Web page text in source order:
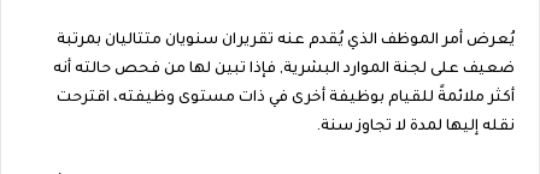
يُعرض أمر الموظف الذي يُقدم عنه تقريران سنويان متتاليان بمرتبة
ضعيف على لجنة الموارد البشرية, فإذا تبين لها من فحص حالته أنه
أكثر ملائمةً للقيام بوظيفة أخرى في ذات مستوى وظيفته، اقترحت
نقله إليها لمدة لا تجاوز سنة.